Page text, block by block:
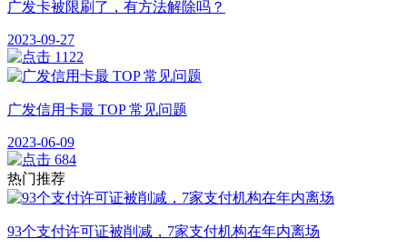
广发卡被限刷了，有方法解除吗？
2023-09-27
1122
广发信用卡最 TOP 常见问题
2023-06-09
684
热门推荐
93个支付许可证被削减，7家支付机构在年内离场